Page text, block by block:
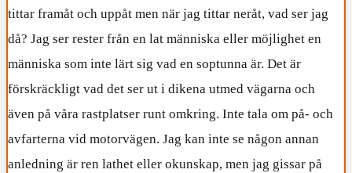
tittar framåt och uppåt men när jag tittar neråt, vad ser jag
då? Jag ser rester från en lat människa eller möjlighet en
människa som inte lärt sig vad en soptunna är. Det är
förskräckligt vad det ser ut i dikena utmed vägarna och
även på våra rastplatser runt omkring. Inte tala om på- och
avfarterna vid motorvägen. Jag kan inte se någon annan
anledning är ren lathet eller okunskap, men jag gissar på